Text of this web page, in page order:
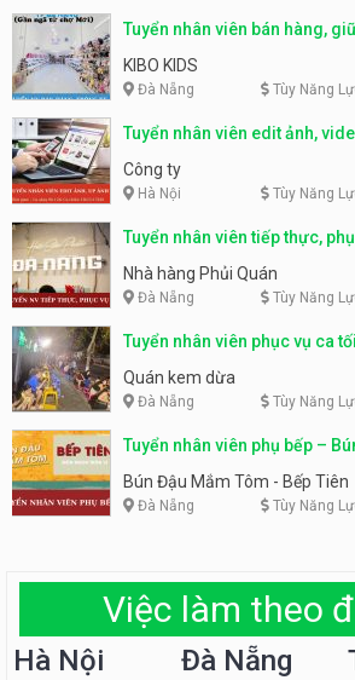
Tuyển nhân viên bán hàng,
KIBO KIDS
Đà Nẵng Tùy Năng
Tuyển nhân viên edit ảnh,
Công ty
Hà Nội Tùy Năng
Tuyển nhân viên tiếp thực,
Nhà hàng Phủi Quán
Đà Nẵng Tùy Năng
Tuyển nhân viên phục vụ ca
Quán kem dừa
Đà Nẵng Tùy Năng
Tuyển nhân viên phụ bếp –
Tiên
Bún Đậu Mắm Tôm - Bếp Tiên
Đà Nẵng Tùy Năng
Việc làm theo
Hà Nội Đà Nẵng